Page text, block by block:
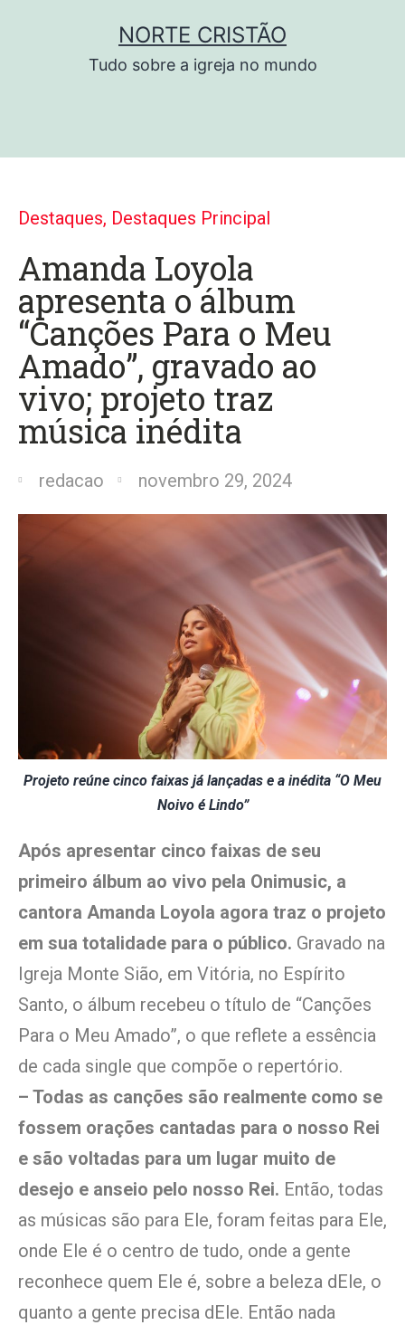
NORTE CRISTÃO
Tudo sobre a igreja no mundo
Destaques, Destaques Principal
Amanda Loyola
apresenta o álbum
“Canções Para o Meu
Amado”, gravado ao
vivo; projeto traz
música inédita
redacao novembro 29, 2024
Projeto reúne cinco faixas já lançadas e a inédita “O Meu
Noivo é Lindo”
Após apresentar cinco faixas de seu
primeiro álbum ao vivo pela Onimusic, a
cantora Amanda Loyola agora traz o projeto
em sua totalidade para o público. Gravado na
Igreja Monte Sião, em Vitória, no Espírito
Santo, o álbum recebeu o título de “Canções
Para o Meu Amado”, o que reflete a essência
de cada single que compõe o repertório.
– Todas as canções são realmente como se
fossem orações cantadas para o nosso Rei
e são voltadas para um lugar muito de
desejo e anseio pelo nosso Rei. Então, todas
as músicas são para Ele, foram feitas para Ele,
onde Ele é o centro de tudo, onde a gente
reconhece quem Ele é, sobre a beleza dEle, o
quanto a gente precisa dEle. Então nada